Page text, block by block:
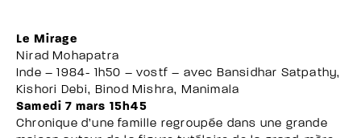
Le Mirage
Nirad Mohapatra
Inde – 1984- 1h50 – vostf – avec Bansidhar Satpathy,
Kishori Debi, Binod Mishra, Manimala
Samedi 7 mars 15h45
Chronique d’une famille regroupée dans une grande